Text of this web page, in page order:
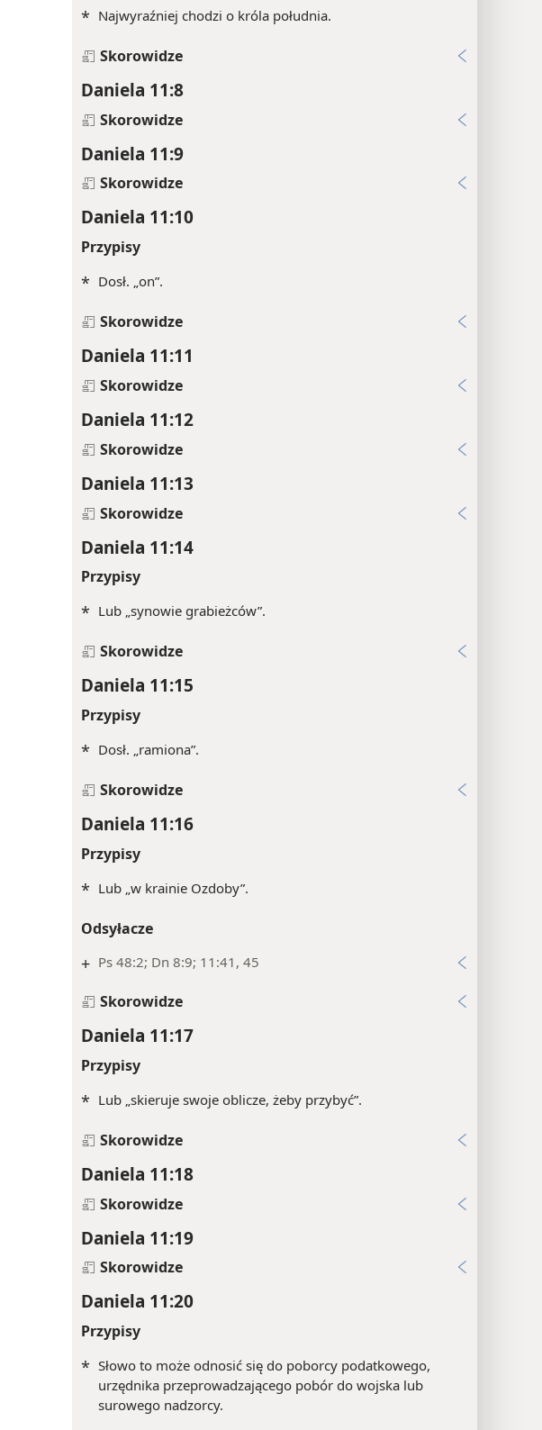
* Najwyraźniej chodzi o króla południa.
Skorowidze
Daniela 11:8
Skorowidze
Daniela 11:9
Skorowidze
Daniela 11:10
Przypisy
* Dosł. „on”.
Skorowidze
Daniela 11:11
Skorowidze
Daniela 11:12
Skorowidze
Daniela 11:13
Skorowidze
Daniela 11:14
Przypisy
* Lub „synowie grabieżców”.
Skorowidze
Daniela 11:15
Przypisy
* Dosł. „ramiona”.
Skorowidze
Daniela 11:16
Przypisy
* Lub „w krainie Ozdoby”.
Odsyłacze
+ Ps 48:2; Dn 8:9; 11:41, 45
Skorowidze
Daniela 11:17
Przypisy
* Lub „skieruje swoje oblicze, żeby przybyć”.
Skorowidze
Daniela 11:18
Skorowidze
Daniela 11:19
Skorowidze
Daniela 11:20
Przypisy
* Słowo to może odnosić się do poborcy podatkowego,
urzędnika przeprowadzającego pobór do wojska lub
surowego nadzorcy.